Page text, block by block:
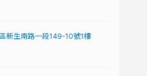
新生南路一段149-10號1樓